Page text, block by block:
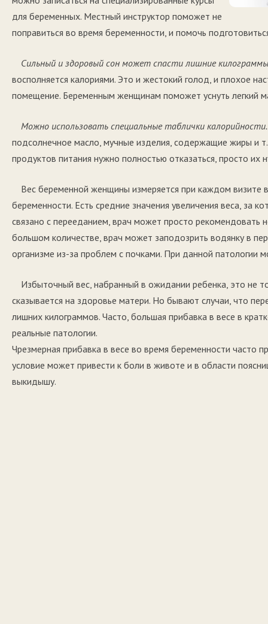
для беременных. Местный инструктор поможет не
поправиться во время беременности, и помочь
Сильный и здоровый сон может спасти лишние
восполняется калориями. Это и жестокий голод, и плохое
помещение. Беременным женщинам поможет уснуть легкий
Можно использовать специальные таблички калорийности.
подсолнечное масло, мучные изделия, содержащие жиры и
продуктов питания нужно полностью отказаться, просто их
Вес беременной женщины измеряется при каждом визите
беременности. Есть средние значения увеличения веса,
связано с перееданием, врач может просто рекомендовать
большом количестве, врач может заподозрить водянку в
организме из-за проблем с почками. При данной патологии
Избыточный вес, набранный в ожидании ребенка, это не
сказывается на здоровье матери. Но бывают случаи, что
лишних килограммов. Часто, большая прибавка в весе в
реальные патологии.
Чрезмерная прибавка в весе во время беременности часто
условие может привести к боли в животе и в области
выкидышу.